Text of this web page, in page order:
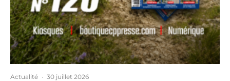
Actualité · 30 juillet 2026